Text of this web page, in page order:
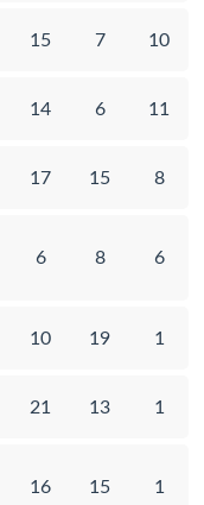
15 7 10
14 6 11
17 15 8
6 8 6
10 19 1
21 13 1
16 15 1